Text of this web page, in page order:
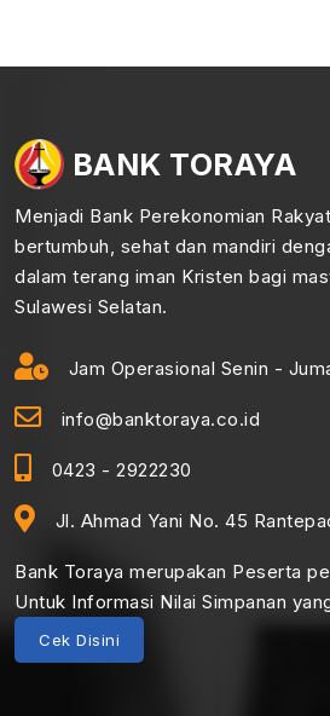
BANK TORAYA
Menjadi Bank Perekonomian
bertumbuh, sehat dan mandiri
dalam terang iman Kristen bagi
Sulawesi Selatan.
Jam Operasional Senin -
info@banktoraya.co.id
0423 - 2922230
Jl. Ahmad Yani No. 45
Bank Toraya merupakan Peserta
Untuk Informasi Nilai Simpanan
Cek Disini